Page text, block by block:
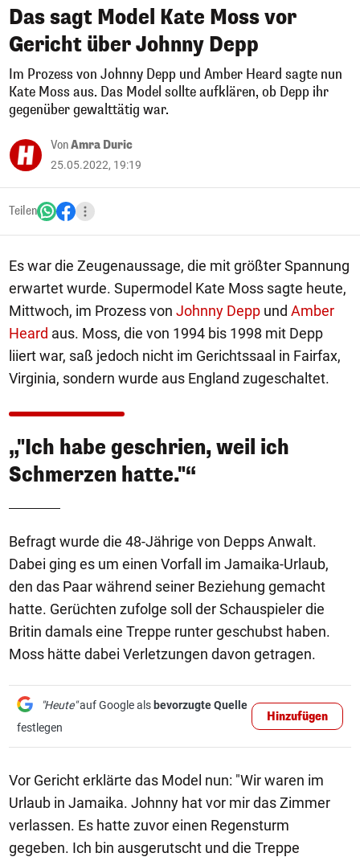
Das sagt Model Kate Moss vor
Gericht über Johnny Depp
Im Prozess von Johnny Depp und Amber Heard sagte nun
Kate Moss aus. Das Model sollte aufklären, ob Depp ihr
gegenüber gewalttätig war.
VonAmra Duric
25.05.2022, 19:19
Teilen
Es war die Zeugenaussage, die mit größter Spannung
erwartet wurde. Supermodel Kate Moss sagte heute,
Mittwoch, im Prozess von Johnny Depp und Amber
Heard aus. Moss, die von 1994 bis 1998 mit Depp
liiert war, saß jedoch nicht im Gerichtssaal in Fairfax,
Virginia, sondern wurde aus England zugeschaltet.
„"Ich habe geschrien, weil ich
Schmerzen hatte."“
Befragt wurde die 48-Jährige von Depps Anwalt.
Dabei ging es um einen Vorfall im Jamaika-Urlaub,
den das Paar während seiner Beziehung gemacht
hatte. Gerüchten zufolge soll der Schauspieler die
Britin damals eine Treppe runter geschubst haben.
Moss hätte dabei Verletzungen davon getragen.
"Heute"auf Google als bevorzugte Quelle
festlegen
Hinzufügen
Vor Gericht erklärte das Model nun: "Wir waren im
Urlaub in Jamaika. Johnny hat vor mir das Zimmer
verlassen. Es hatte zuvor einen Regensturm
gegeben. Ich bin ausgerutscht und die Treppe